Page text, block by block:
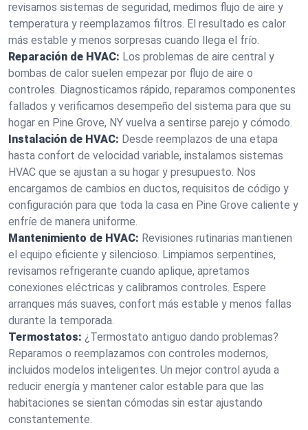
revisamos sistemas de seguridad, medimos flujo de aire y
temperatura y reemplazamos filtros. El resultado es calor
más estable y menos sorpresas cuando llega el frío.
Reparación de HVAC: Los problemas de aire central y
bombas de calor suelen empezar por flujo de aire o
controles. Diagnosticamos rápido, reparamos componentes
fallados y verificamos desempeño del sistema para que su
hogar en Pine Grove, NY vuelva a sentirse parejo y cómodo.
Instalación de HVAC: Desde reemplazos de una etapa
hasta confort de velocidad variable, instalamos sistemas
HVAC que se ajustan a su hogar y presupuesto. Nos
encargamos de cambios en ductos, requisitos de código y
configuración para que toda la casa en Pine Grove caliente y
enfríe de manera uniforme.
Mantenimiento de HVAC: Revisiones rutinarias mantienen
el equipo eficiente y silencioso. Limpiamos serpentines,
revisamos refrigerante cuando aplique, apretamos
conexiones eléctricas y calibramos controles. Espere
arranques más suaves, confort más estable y menos fallas
durante la temporada.
Termostatos: ¿Termostato antiguo dando problemas?
Reparamos o reemplazamos con controles modernos,
incluidos modelos inteligentes. Un mejor control ayuda a
reducir energía y mantener calor estable para que las
habitaciones se sientan cómodas sin estar ajustando
constantemente.